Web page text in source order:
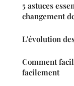
5 astuces
changement
L'évolution
Comment
facilement